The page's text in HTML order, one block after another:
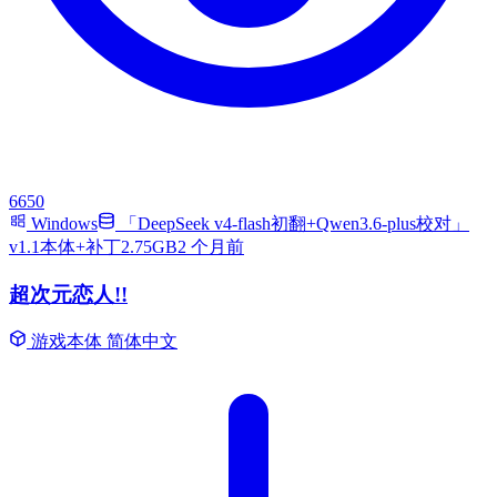
6650
Windows
「DeepSeek v4-flash初翻+Qwen3.6-plus校对」
v1.1本体+补丁2.75GB2 个月前
超次元恋人!!
游戏本体 简体中文